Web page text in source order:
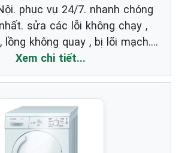
phục vụ 24/7. nhanh chóng
sửa các lỗi không chạy ,
lồng không quay , bị lõi mạch....
Xem chi tiết...